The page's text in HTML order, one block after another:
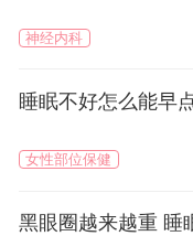
神经内科
睡眠不好怎么能早
女性部位保健
黑眼圈越来越重 睡